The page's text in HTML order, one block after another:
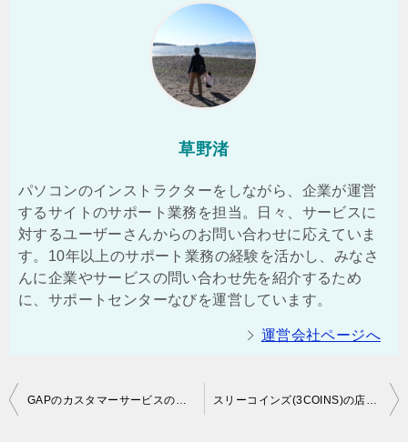
草野渚
パソコンのインストラクターをしながら、企業が運営
するサイトのサポート業務を担当。日々、サービスに
対するユーザーさんからのお問い合わせに応えていま
す。10年以上のサポート業務の経験を活かし、みなさ
んに企業やサービスの問い合わせ先を紹介するため
に、サポートセンターなびを運営しています。
運営会社ページへ
投
GAPのカスタマーサービスの電話番号 | 店舗の問い合わせ先も スリーコインズ(3COINS)の店舗や通販の問い合わせ先